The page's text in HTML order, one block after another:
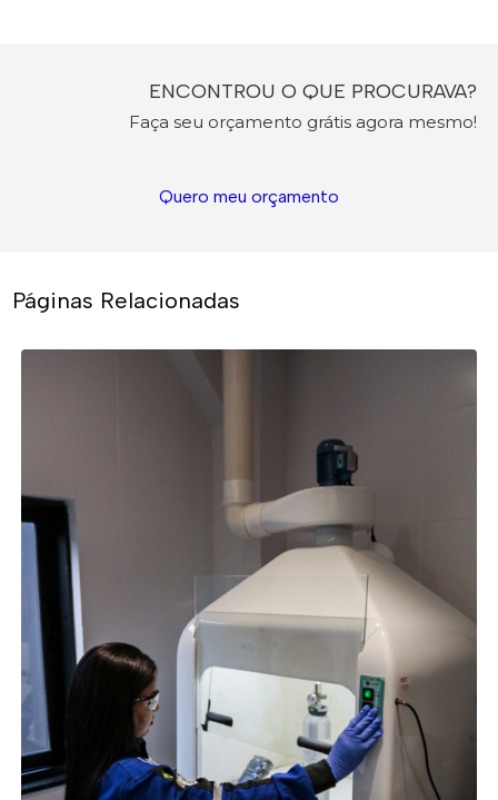
ENCONTROU O QUE PROCURAVA?
Faça seu orçamento grátis agora mesmo!
Quero meu orçamento
Páginas Relacionadas